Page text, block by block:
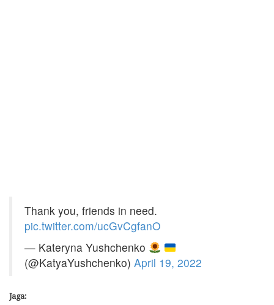
Thank you, friends in need.
pic.twitter.com/ucGvCgfanO
— Kateryna Yushchenko
(@KatyaYushchenko) April 19, 2022
Jaga: